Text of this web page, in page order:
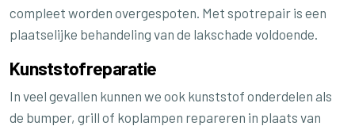
compleet worden overgespoten. Met spotrepair is een
plaatselijke behandeling van de lakschade voldoende.
Kunststofreparatie
In veel gevallen kunnen we ook kunststof onderdelen als
de bumper, grill of koplampen repareren in plaats van